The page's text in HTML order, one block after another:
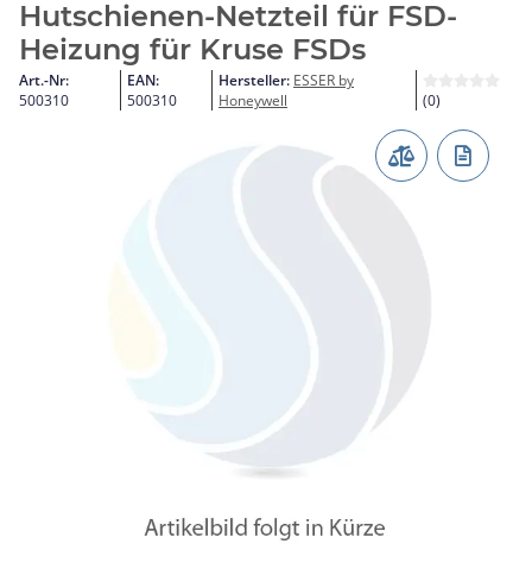
Hutschienen-Netzteil für FSD-
Heizung für Kruse FSDs
Art.-Nr:
500310
EAN:
500310
Hersteller: ESSER by
Honeywell
(0)